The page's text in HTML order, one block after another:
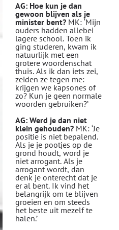
AG: Hoe kun je dan
gewoon blijven als je
minister bent? MK: ‘Mijn
ouders hadden allebei
lagere school. Toen ik
ging studeren, kwam ik
natuurlijk met een
grotere woordenschat
thuis. Als ik dan iets zei,
zeiden ze tegen me:
krijgen we kapsones of
zo? Kun je geen normale
woorden gebruiken?’
AG: Werd je dan niet
klein gehouden? MK: ‘Je
positie is niet bepalend.
Als je je pootjes op de
grond houdt, word je
niet arrogant. Als je
arrogant wordt, dan
denk je onterecht dat je
er al bent. Ik vind het
belangrijk om te blijven
groeien en om steeds
het beste uit mezelf te
halen.’